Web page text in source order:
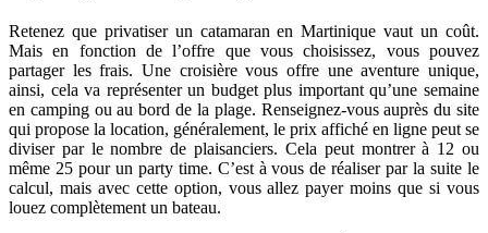
Retenez que privatiser un catamaran en Martinique vaut un coût.
Mais en fonction de l’offre que vous choisissez, vous pouvez
partager les frais. Une croisière vous offre une aventure unique,
ainsi, cela va représenter un budget plus important qu’une semaine
en camping ou au bord de la plage. Renseignez-vous auprès du site
qui propose la location, généralement, le prix affiché en ligne peut se
diviser par le nombre de plaisanciers. Cela peut montrer à 12 ou
même 25 pour un party time. C’est à vous de réaliser par la suite le
calcul, mais avec cette option, vous allez payer moins que si vous
louez complètement un bateau.